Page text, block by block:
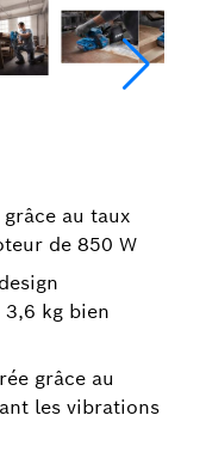
au taux
de 850 W
kg bien
grâce au
les vibrations